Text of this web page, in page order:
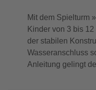
Mit dem Spielturm
Kinder von 3 bis
der stabilen
Wasseranschluss
Anleitung gelingt